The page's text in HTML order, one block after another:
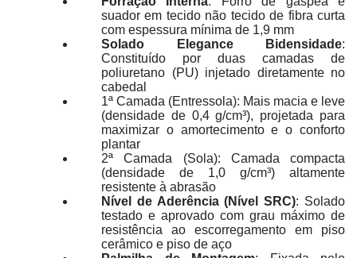
suador em tecido não tecido de fibra curta
com espessura mínima de 1,9 mm
Solado Elegance Bidensidade:
Constituído por duas camadas de
poliuretano (PU) injetado diretamente no
cabedal
1ª Camada (Entressola): Mais macia e leve
(densidade de 0,4 g/cm³), projetada para
maximizar o amortecimento e o conforto
plantar
2ª Camada (Sola): Camada compacta
(densidade de 1,0 g/cm³) altamente
resistente à abrasão
Nível de Aderência (Nível SRC): Solado
testado e aprovado com grau máximo de
resistência ao escorregamento em piso
cerâmico e piso de aço